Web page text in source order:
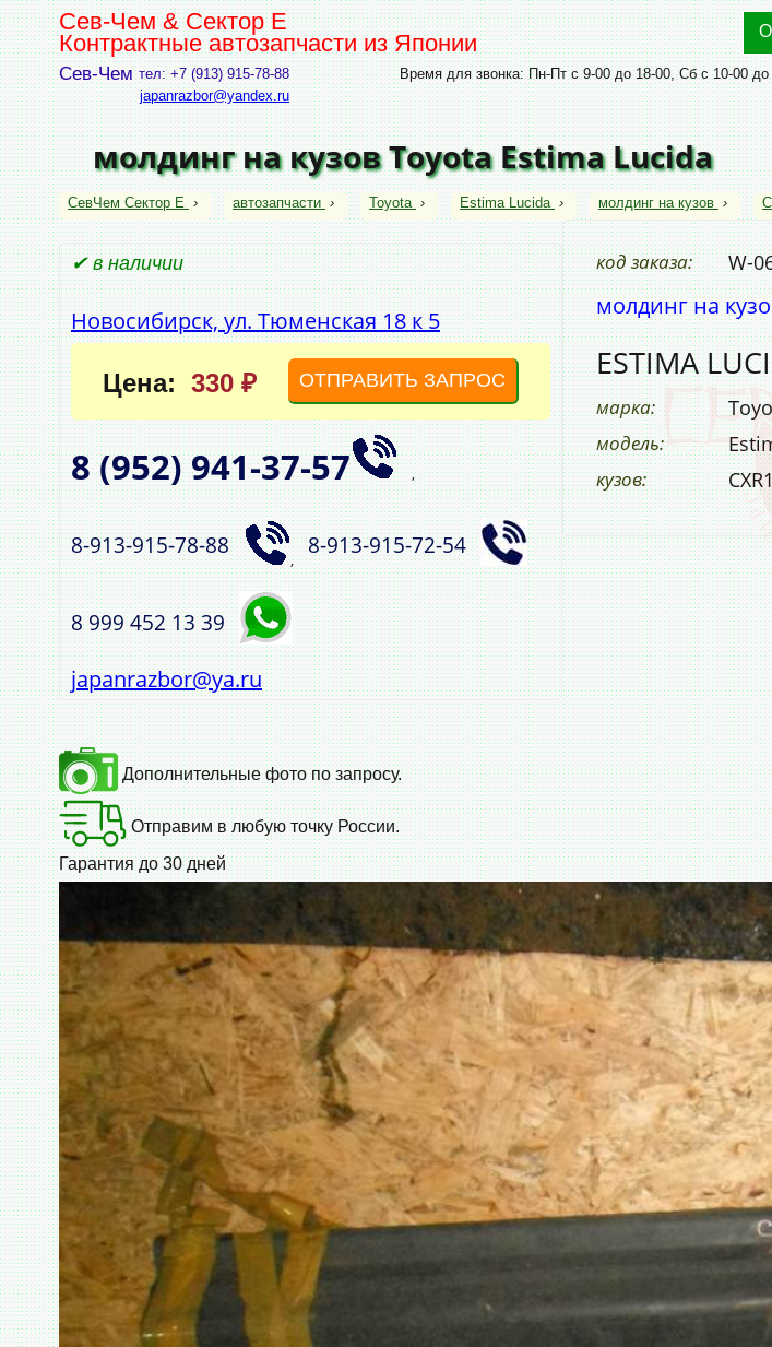
Сев-Чем & Сектор Е
Контрактные автозапчасти из Японии
О
Сев-Чем тел: +7 (913) 915-78-88
japanrazbor@yandex.ru
Время для звонка: Пн-Пт с 9-00 до 18-00, Сб с 10-00
молдинг на кузов Toyota Estima Lucida
СевЧем Сектор Е › автозапчасти › Toyota › Estima Lucida › молдинг на кузов ›
✔ в наличии
Новосибирск, ул. Тюменская 18 к 5
Цена: 330 ₽ ОТПРАВИТЬ ЗАПРОС
8 (952)941‑37‑57 ,
8‑913‑915‑78‑88
,
8‑913‑915‑72‑54
8 999 452 13 39
japanrazbor@ya.ru
код заказа: W-
молдинг на
ESTIMA
марка:
модель:
кузов:
Дополнительные фото по запросу.
Отправим в любую точку России.
Гарантия до 30 дней